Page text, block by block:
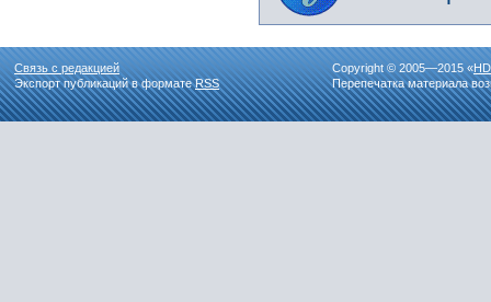
Связь с редакцией
Экспорт публикаций в форматеRSS
Copyright © 2005—2015 «
Перепечатка материала